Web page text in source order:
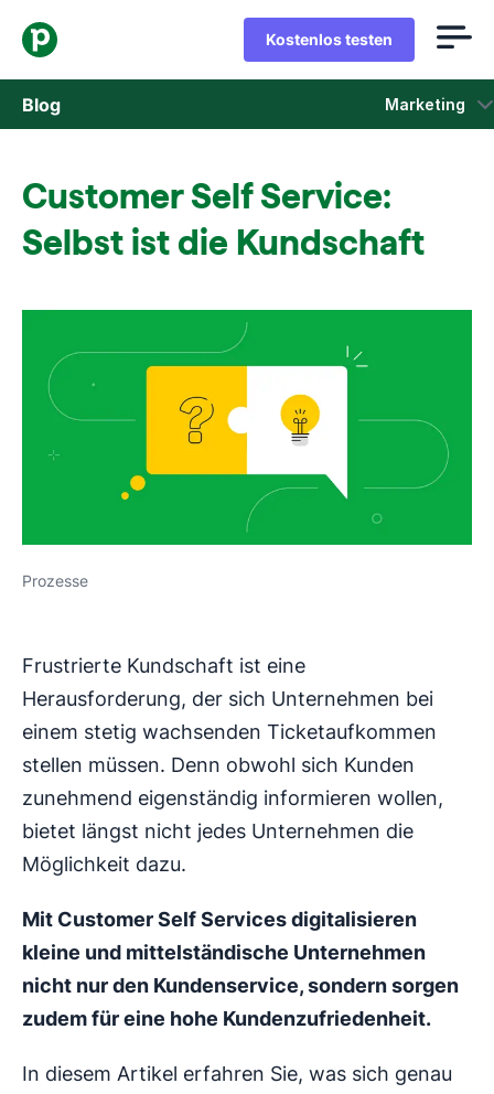
Kostenlos testen
Blog Marketing
Marketing
Customer Self Service:
Selbst ist die Kundschaft
Prozesse
Frustrierte Kundschaft ist eine
Herausforderung, der sich Unternehmen bei
einem stetig wachsenden Ticketaufkommen
stellen müssen. Denn obwohl sich Kunden
zunehmend eigenständig informieren wollen,
bietet längst nicht jedes Unternehmen die
Möglichkeit dazu.
Mit Customer Self Services digitalisieren
kleine und mittelständische Unternehmen
nicht nur den Kundenservice, sondern sorgen
zudem für eine hohe Kundenzufriedenheit.
In diesem Artikel erfahren Sie, was sich genau